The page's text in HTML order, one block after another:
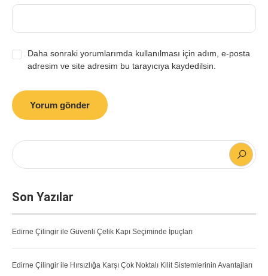
Daha sonraki yorumlarımda kullanılması için adım, e-posta
adresim ve site adresim bu tarayıcıya kaydedilsin.
Son Yazılar
Edirne Çilingir ile Güvenli Çelik Kapı Seçiminde İpuçları
Edirne Çilingir ile Hırsızlığa Karşı Çok Noktalı Kilit Sistemlerinin Avantajları